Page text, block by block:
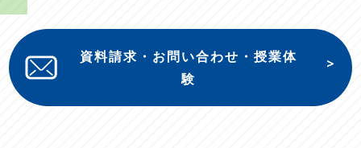
資料請求・お問い合わせ・授業体
験